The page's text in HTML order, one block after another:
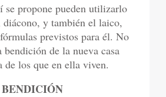
se propone pueden utilizarlo
diácono, y también el laico,
previstos para él. No
bendición de la nueva casa
de los que en ella viven.